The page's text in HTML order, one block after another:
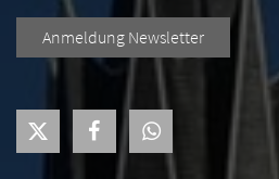
Anmeldung Newsletter